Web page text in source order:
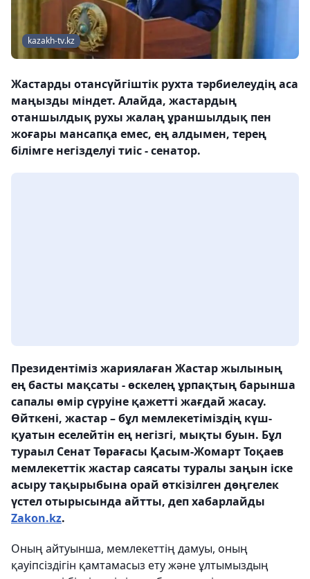
kazakh-tv.kz
Жастарды отансүйгіштік рухта тәрбиелеудің аса
маңызды міндет. Алайда, жастардың
отаншылдық рухы жалаң ұраншылдық пен
жоғары мансапқа емес, ең алдымен, терең
білімге негізделуі тиіс - сенатор.
Президентіміз жариялаған Жастар жылының
ең басты мақсаты - өскелең ұрпақтың барынша
сапалы өмір сүруіне қажетті жағдай жасау.
Өйткені, жастар – бұл мемлекетіміздің күш-
қуатын еселейтін ең негізгі, мықты буын. Бұл
тураыл Сенат Төрағасы Қасым-Жомарт Тоқаев
мемлекеттік жастар саясаты туралы заңын іске
асыру тақырыбына орай өткізілген дөңгелек
үстел отырысында айтты, деп хабарлайды
Zakon.kz.
Оның айтуынша, мемлекеттің дамуы, оның
қауіпсіздігін қамтамасыз ету және ұлтымыздың